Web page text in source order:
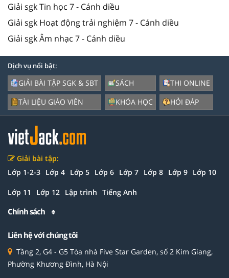
Giải sgk Tin học 7 - Cánh diều
Giải sgk Hoạt động trải nghiệm 7 - Cánh diều
Giải sgk Âm nhạc 7 - Cánh diều
Dịch vụ nổi bật:
GIẢI BÀI TẬP SGK & SBT
TÀI LIỆU GIÁO VIÊN
SÁCH
KHÓA HỌC
THI ONLINE
HỎI ĐÁP
Giải bài tập:
Lớp 1-2-3 Lớp 4 Lớp 5 Lớp 6 Lớp 7 Lớp 8 Lớp 9 Lớp 10
Lớp 11 Lớp 12 Lập trình Tiếng Anh
Chính sách
Liên hệ với chúng tôi
Tầng 2, G4 - G5 Tòa nhà Five Star Garden, số 2 Kim Giang,
Phường Khương Đình, Hà Nội